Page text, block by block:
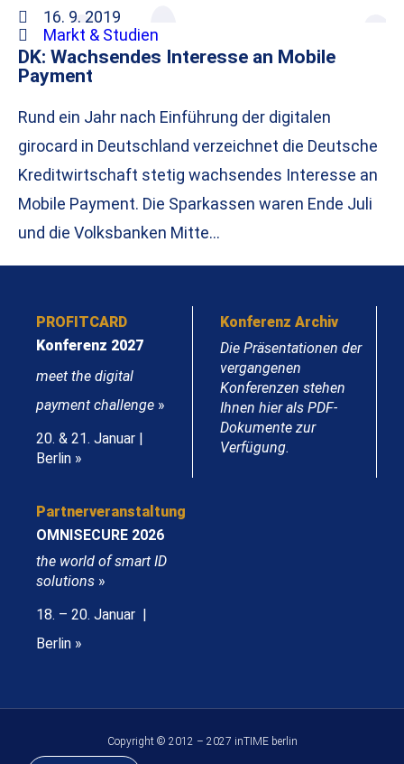
16. 9. 2019
Markt & Studien
DK: Wachsendes Interesse an Mobile
Payment
Rund ein Jahr nach Einführung der digitalen
girocard in Deutschland verzeichnet die Deutsche
Kreditwirtschaft stetig wachsendes Interesse an
Mobile Payment. Die Sparkassen waren Ende Juli
und die Volksbanken Mitte…
PROFITCARD
Konferenz 2027
meet the digital
payment challenge »
20. & 21. Januar |
Berlin »
Konferenz Archiv
Die Präsentationen der
vergangenen
Konferenzen stehen
Ihnen hier als PDF-
Dokumente zur
Verfügung.
Partnerveranstaltung
OMNISECURE 2026
the world of smart ID
solutions »
18. – 20. Januar |
Berlin »
Copyright © 2012 – 2027 inTIME berlin